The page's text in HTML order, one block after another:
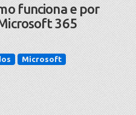
funciona e por
365
Microsoft